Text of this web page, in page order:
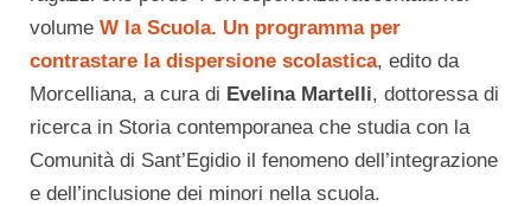
volume W la Scuola. Un programma per
contrastare la dispersione scolastica, edito da
Morcelliana, a cura di Evelina Martelli, dottoressa di
ricerca in Storia contemporanea che studia con la
Comunità di Sant’Egidio il fenomeno dell’integrazione
e dell’inclusione dei minori nella scuola.